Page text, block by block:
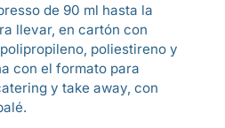
de 90 ml hasta la
llevar, en cartón con
poliestireno y
con el formato para
y take away, con